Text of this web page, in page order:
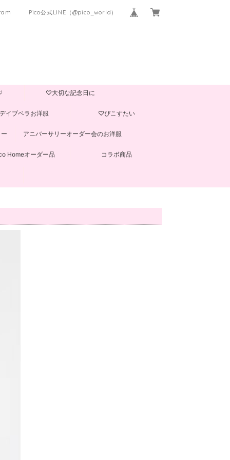
Pico公式LINE（@pico_world）
♡大切な記念日に
イブベラお洋服 ♡ぴこすたい
アニバーサリーオーダー会のお洋服
Homeオーダー品 コラボ商品